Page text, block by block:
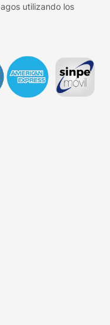
utilizando los